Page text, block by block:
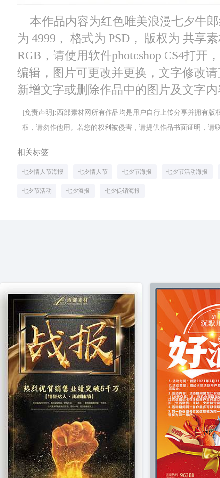
本作品内容为红色唯美浪漫七夕牛
为 4999， 格式为 PSD， 版权为 共享
RGB，请使用软件photoshop CS4打开
编辑，图片可更改并更换，文字修改
新增文字或删除作品中的图片及文字
[免责声明]:西部素材网所有作品均是用户自行上传分享并拥有
权，请勿作他用。若您的权利被侵害，请提供作品书面证明，请
相关标签
七夕情人节海报 七夕情人节 七夕节海报 七夕节活动海报
七夕节活动 七夕海报 七夕促销海报